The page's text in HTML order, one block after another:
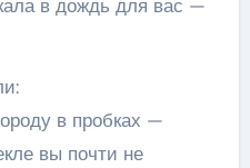
в дождь для вас —
в пробках —
вы почти не